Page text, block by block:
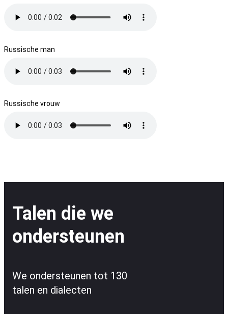
Russische man
Russische vrouw
Talen die we
ondersteunen
We ondersteunen tot 130
talen en dialecten